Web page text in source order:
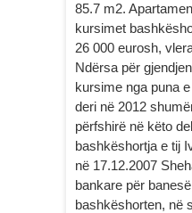
85.7 m2.
kursimet
26 000 eurosh,
Ndërsa për
kursime nga puna
deri në 2012
përfshirë në këto
bashkëshortja e tij
në 17.12.2007
bankare për
bashkëshorten, në